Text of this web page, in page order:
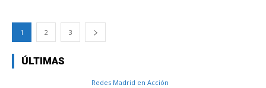
1 2 3
ÚLTIMAS
Redes Madrid en Acción